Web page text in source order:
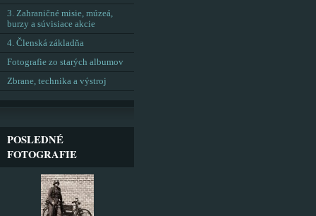
3. Zahraničné misie, múzeá,
burzy a súvisiace akcie
4. Členská základňa
Fotografie zo starých albumov
Zbrane, technika a výstroj
POSLEDNÉ
FOTOGRAFIE